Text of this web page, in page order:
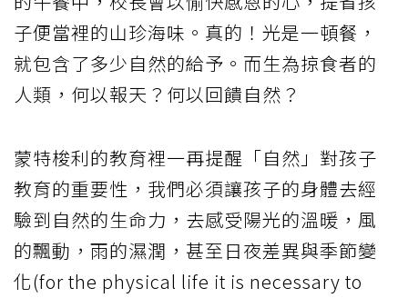
子便當裡的山珍海味。真的！光是一頓餐，
就包含了多少自然的給予。而生為掠食者的
人類，何以報天？何以回饋自然？
蒙特梭利的教育裡一再提醒「自然」對孩子
教育的重要性，我們必須讓孩子的身體去經
驗到自然的生命力，去感受陽光的溫暖，風
的飄動，雨的濕潤，甚至日夜差異與季節變
化(for the physical life it is necessary to